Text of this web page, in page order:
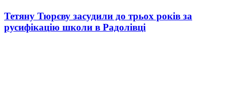
Тетяну Тюрєву засудили до трьох років за
русифікацію школи в Радолівці